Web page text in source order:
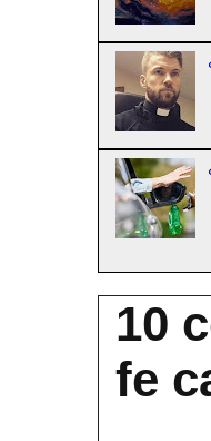
10
fe